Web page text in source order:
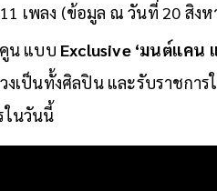
เพลง (ข้อมูล ณ วันที่ 20 สิง
น แบบ Exclusive ‘มนต์แคน
เป็นทั้งศิลปิน และรับราชการ
ในวันนี้